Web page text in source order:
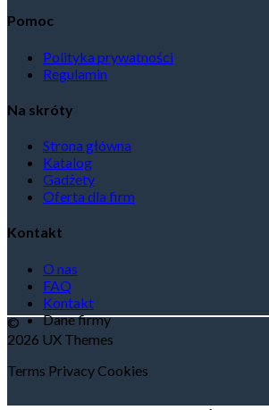
Pomoc
Polityka prywatności
Regulamin
Na skróty
Strona główna
Katalog
Gadżety
Oferta dla firm
Kontakt
O nas
FAQ
Kontakt
Dane firmy
©
2026 UX Themes
Terms Privacy Cookies